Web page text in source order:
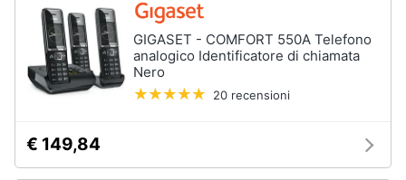
GIGASET - COMFORT 550A Telefono
analogico Identificatore di chiamata
Nero
20 recensioni
€ 149,84